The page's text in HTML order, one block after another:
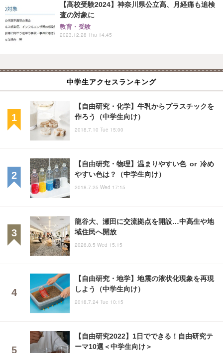
【高校受験2024】神奈川県公立高、月経痛も追検
査の対象に
教育・受験
2023.12.28 Thu 14:45
中学生アクセスランキング
【自由研究・化学】牛乳からプラスチックを
作ろう（中学生向け）
2018.7.10 Tue 15:00
【自由研究・物理】温まりやすい色 or 冷め
やすい色は？（中学生向け）
2018.7.25 Wed 17:15
龍谷大、瀬田に交流拠点を開設…中高生や地
域住民へ開放
2026.8.5 Wed 15:15
【自由研究・地学】地震の液状化現象を再現
しよう（中学生向け）
2018.7.24 Tue 10:15
【自由研究2022】1日でできる！自由研究テ
ーマ10選＜中学生向け＞